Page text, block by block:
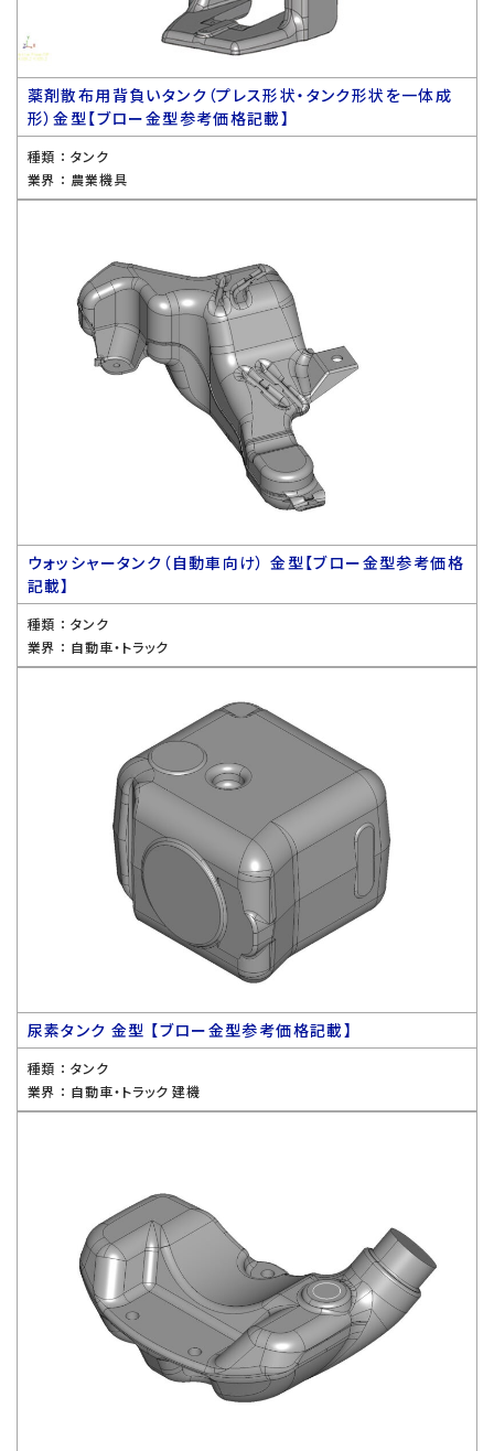
薬剤散布用背負いタンク（プレス形状・タンク形状を一体成
形）金型【ブロー金型参考価格記載】
種類 ： タンク
業界 ： 農業機具
ウォッシャータンク（自動車向け） 金型【ブロー金型参考価格
記載】
種類 ： タンク
業界 ： 自動車・トラック
尿素タンク 金型 【ブロー金型参考価格記載】
種類 ： タンク
業界 ： 自動車・トラック 建機